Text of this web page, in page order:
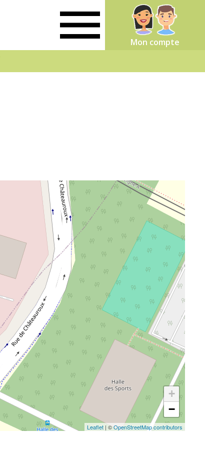
Mon compte
+
−
Leaflet | ©OpenStreetMap contributors